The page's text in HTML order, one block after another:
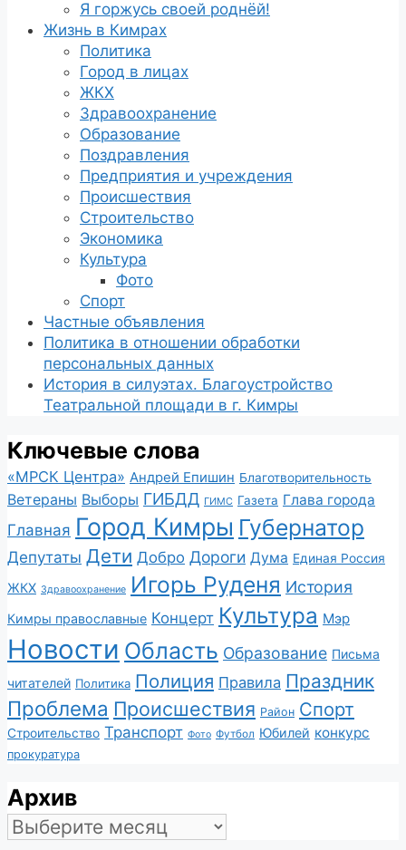
Я горжусь своей роднёй!
Жизнь в Кимрах
Политика
Город в лицах
ЖКХ
Здравоохранение
Образование
Поздравления
Предприятия и учреждения
Происшествия
Строительство
Экономика
Культура
Фото
Спорт
Частные объявления
Политика в отношении обработки
персональных данных
История в силуэтах. Благоустройство
Театральной площади в г. Кимры
Ключевые слова
«МРСК Центра» Андрей Епишин Благотворительность
Ветераны Выборы ГИБДД ГИМС Газета Глава города
Главная Город Кимры Губернатор
Депутаты Дети Добро Дороги Дума Единая Россия
ЖКХ Здравоохранение Игорь Руденя История
Кимры православные Концерт Культура Мэр
Новости Область Образование Письма
читателей Политика Полиция Правила Праздник
Проблема Происшествия Район Спорт
Строительство Транспорт Фото Футбол Юбилей конкурс
прокуратура
Архив
Архив